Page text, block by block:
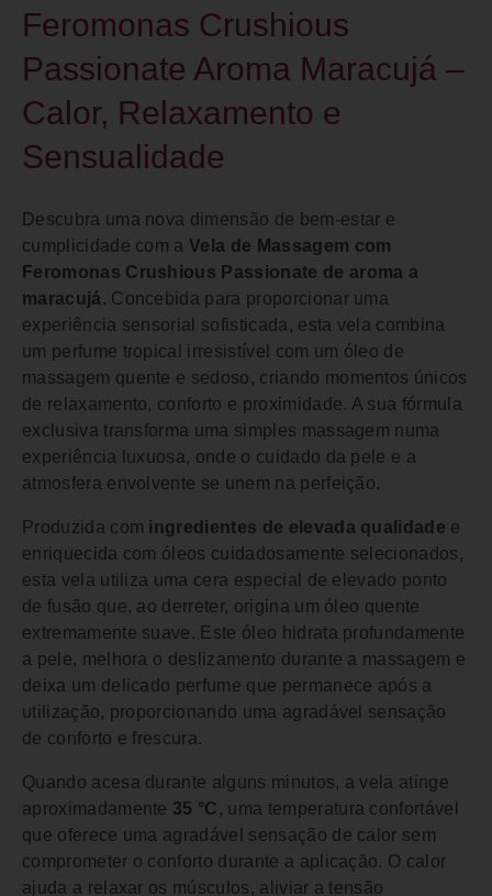
Feromonas Crushious
Passionate Aroma Maracujá –
Calor, Relaxamento e
Sensualidade
Descubra uma nova dimensão de bem-estar e
cumplicidade com aVela de Massagem com
Feromonas Crushious Passionate de aroma a
maracujá . Concebida para proporcionar uma
experiência sensorial sofisticada, esta vela combina
um perfume tropical irresistível com um óleo de
massagem quente e sedoso, criando momentos únicos
de relaxamento, conforto e proximidade. A sua fórmula
exclusiva transforma uma simples massagem numa
experiência luxuosa, onde o cuidado da pele e a
atmosfera envolvente se unem na perfeição.
Produzida com ingredientes de elevada qualidade e
enriquecida com óleos cuidadosamente selecionados,
esta vela utiliza uma cera especial de elevado ponto
de fusão que, ao derreter, origina um óleo quente
extremamente suave. Este óleo hidrata profundamente
a pele, melhora o deslizamento durante a massagem e
deixa um delicado perfume que permanece após a
utilização, proporcionando uma agradável sensação
de conforto e frescura.
Quando acesa durante alguns minutos, a vela atinge
aproximadamente 35 °C , uma temperatura confortável
que oferece uma agradável sensação de calor sem
comprometer o conforto durante a aplicação. O calor
ajuda a relaxar os músculos, aliviar a tensão